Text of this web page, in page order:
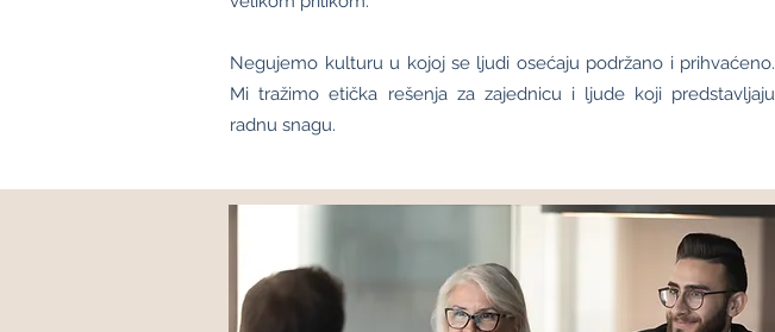
Negujemo kulturu u kojoj se ljudi osećaju podržano i prihvaćeno.
Mi tražimo etička rešenja za zajednicu i ljude koji predstavljaju
radnu snagu.